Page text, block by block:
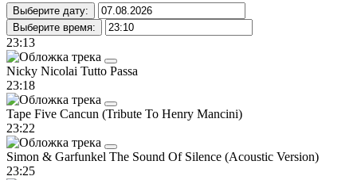
Выберите дату:
Выберите время:
23:13
Nicky Nicolai Tutto Passa
23:18
Tape Five Cancun (Tribute To Henry Mancini)
23:22
Simon & Garfunkel The Sound Of Silence (Acoustic Version)
23:25